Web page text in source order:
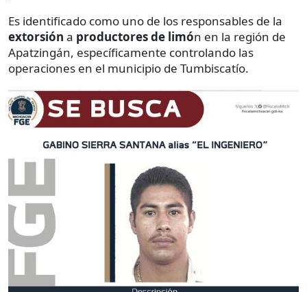
Es identificado como uno de los responsables de la
extorsión a productores de limón en la región de
Apatzingán, específicamente controlando las
operaciones en el municipio de Tumbiscatío.